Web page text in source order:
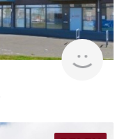
rent